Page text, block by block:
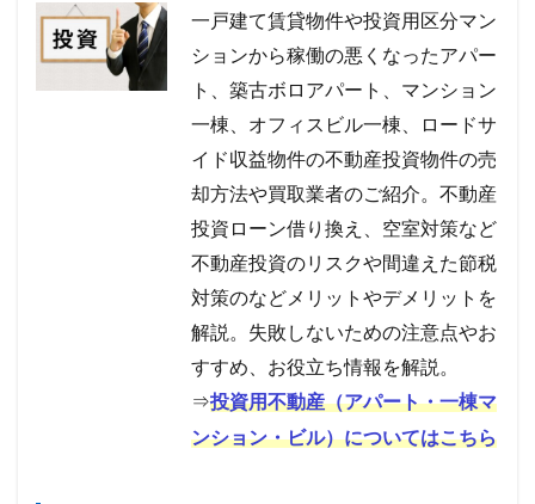
一戸建て賃貸物件や投資用区分マン
ションから稼働の悪くなったアパー
ト、築古ボロアパート、マンション
一棟、オフィスビル一棟、ロードサ
イド収益物件の不動産投資物件の売
却方法や買取業者のご紹介。不動産
投資ローン借り換え、空室対策など
不動産投資のリスクや間違えた節税
対策のなどメリットやデメリットを
解説。失敗しないための注意点やお
すすめ、お役立ち情報を解説。
⇒投資用不動産（アパート・一棟マ
ンション・ビル）についてはこちら